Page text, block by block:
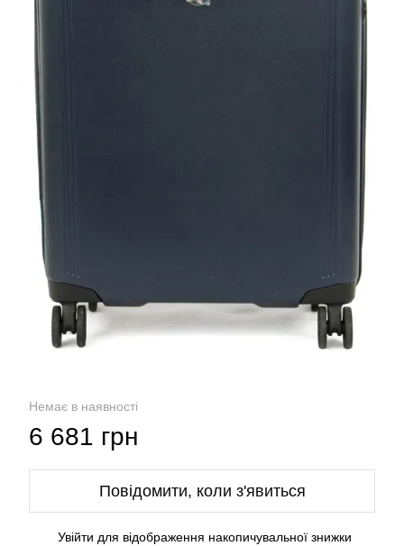
Немає в наявності
6 681 грн
Повідомити, коли з'явиться
Увійти для відображення накопичувальної знижки